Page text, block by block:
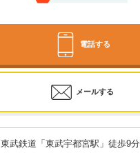
電話する
メールする
東武鉄道「東武宇都宮駅」徒歩9分